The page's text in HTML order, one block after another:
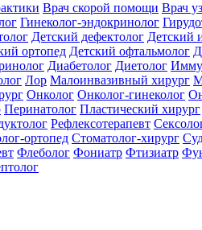
Врач скорой помощи Врач
Гинеколог-эндокринолог
Детский дефектолог Детский
ортопед Детский офтальмолог
Диабетолог Диетолог
Лор Малоинвазивный хирург
Онколог Онколог-гинеколог
Перинатолог Пластический хирург
Рефлексотерапевт
ортопед Стоматолог-хирург
Флеболог Фониатр Фтизиатр